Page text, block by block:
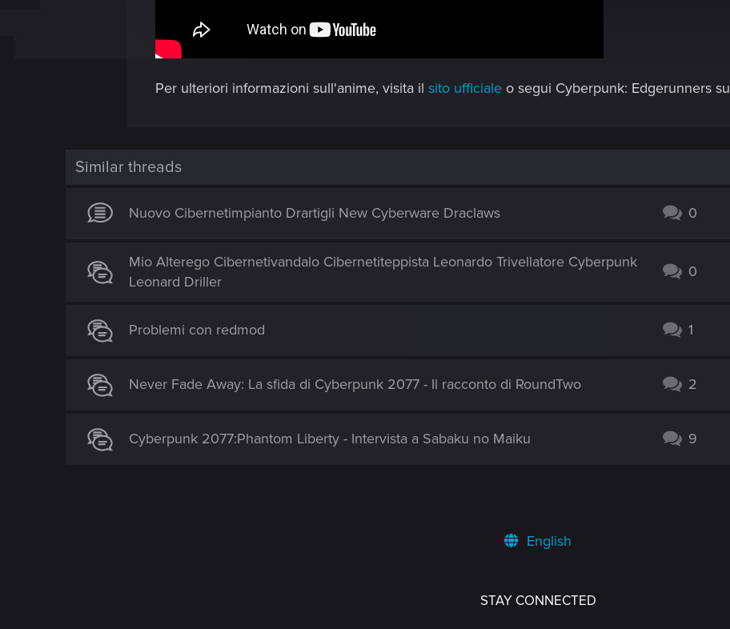
t
i
n
Per ulteriori informazioni sull'anime, visita il sito ufficiale o segui Cyberpunk: Edgerunners su
Similar threads
Nuovo Cibernetimpianto Drartigli New Cyberware Draclaws 0
Mio Alterego Cibernetivandalo Cibernetiteppista Leonardo Trivellatore Cyberpunk
Leonard Driller
0
Problemi con redmod 1
Never Fade Away: La sfida di Cyberpunk 2077 - Il racconto di RoundTwo 2
Cyberpunk 2077:Phantom Liberty - Intervista a Sabaku no Maiku 9
English
STAY CONNECTED